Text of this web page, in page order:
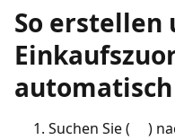
So erstellen
automatisch
Suchen Sie ( )